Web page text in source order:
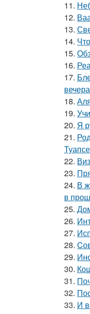
11.
12.
13.
14.
15.
16.
17.
18.
19.
20. Я
21.
22.
23.
24. В
в
25.
26.
27.
28.
29.
30.
31.
32.
33. И